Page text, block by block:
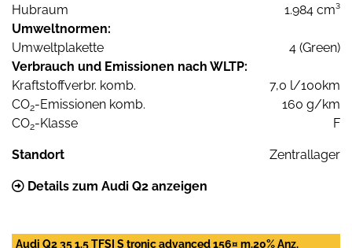
Hubraum
1.984 cm³
Umweltnormen:
Umweltplakette
4 (Green)
Verbrauch und Emissionen nach WLTP:
Kraftstoffverbr. komb.
7,0 l/100km
CO2-Emissionen komb.
160 g/km
CO2-Klasse F
Standort Zentrallager
Details zum Audi Q2 anzeigen
Audi Q2 35 1.5 TFSI S tronic advanced 156¤ m.20% Anz.